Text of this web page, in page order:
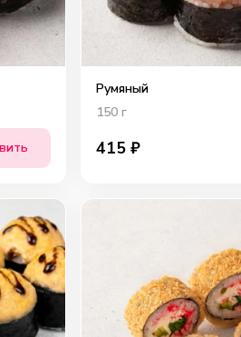
Румяный
150г
415 ₽